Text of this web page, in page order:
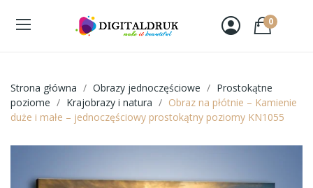
0
Strona główna Obrazy jednoczęściowe
Prostokątne
poziome
Krajobrazy i natura
Obraz na płótnie – Kamienie
duże i małe – jednoczęściowy prostokątny poziomy KN1055